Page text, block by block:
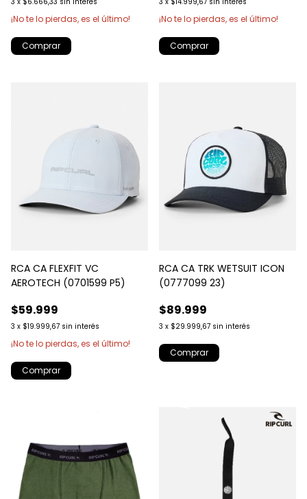
¡No te lo pierdas, es el último!
Comprar
¡No te lo pierdas, es el último!
RCA CA FLEXFIT VC
AEROTECH (0701599 P5)
$59.999
3 x $19.999,67 sin interés
¡No te lo pierdas, es el último!
RCA CA TRK WETSUIT ICON
(0777099 23)
$89.999
3 x $29.999,67 sin interés